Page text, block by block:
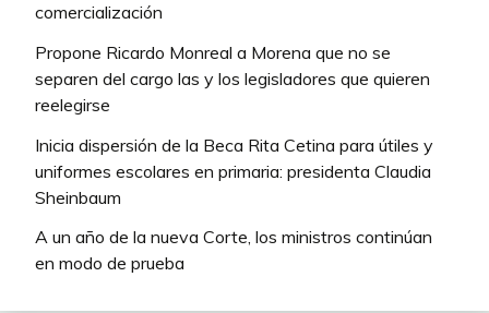
comercialización
Propone Ricardo Monreal a Morena que no se
separen del cargo las y los legisladores que quieren
reelegirse
Inicia dispersión de la Beca Rita Cetina para útiles y
uniformes escolares en primaria: presidenta Claudia
Sheinbaum
A un año de la nueva Corte, los ministros continúan
en modo de prueba